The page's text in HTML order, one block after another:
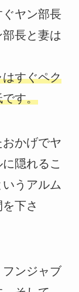
ヤン部長
長と妻は
すぐペク
です。
かげでヤ
隠れるこ
うアルム
下さ
ンジャブ